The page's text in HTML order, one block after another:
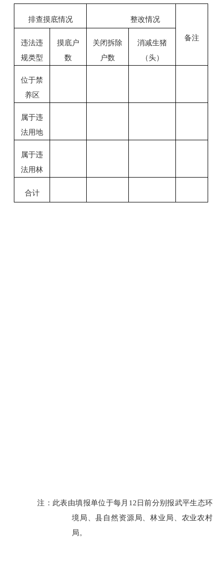
排查摸底情况 整改情况
备注
违法违
规类型
摸底户
数
关闭拆除
户数
消减生猪
（头）
位于禁
养区
属于违
法用地
属于违
法用林
合计
注：此表由填报单位于每月 12日前分别报武平生态环
境局、县自然资源局、林业局、农业农村
局。